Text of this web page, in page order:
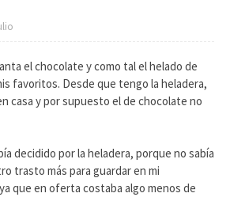
el chocolate y como tal el helado de
favoritos. Desde que tengo la heladera,
casa y por supuesto el de chocolate no
decidido por la heladera, porque no sabía
trasto más para guardar en mi
que en oferta costaba algo menos de